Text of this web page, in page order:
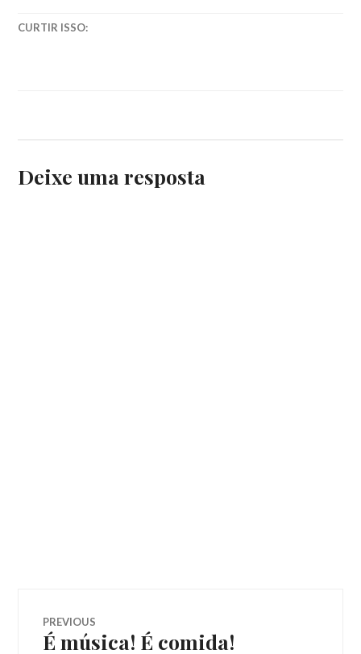
CURTIR ISSO:
Deixe uma resposta
Navegação
PREVIOUS
Previous
É música! É comida!